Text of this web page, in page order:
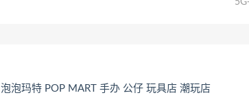
泡泡玛特 POP MART 手办 公仔 玩具店 潮玩店